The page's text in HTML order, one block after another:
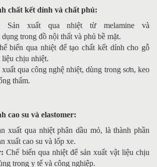
chất kết dính và chất phủ:
Sản xuất qua nhiệt từ melamine và
trong đồ nội thất và phủ bề mặt.
biến qua nhiệt để tạo chất kết dính cho gỗ
chịu nhiệt.
xuất qua công nghệ nhiệt, dùng trong sơn, keo
thấm.
cao su và elastomer:
xuất qua nhiệt phân dầu mỏ, là thành phần
xuất cao su và lốp xe.
Chế biến qua nhiệt để sản xuất vật liệu chịu
trong y tế và công nghiệp.